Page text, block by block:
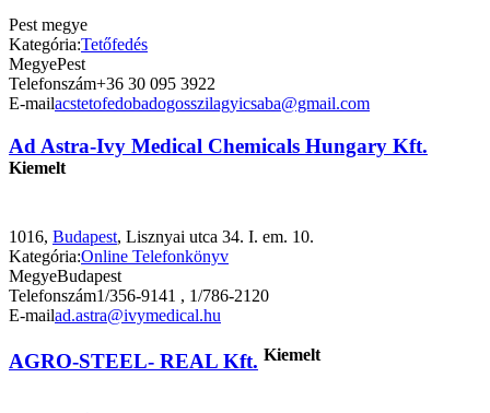
Pest megye
Kategória:Tetőfedés
MegyePest
Telefonszám+36 30 095 3922
E-mailacstetofedobadogosszilagyicsaba@gmail.com
Ad Astra-Ivy Medical Chemicals Hungary Kft.
Kiemelt
1016, Budapest, Lisznyai utca 34. I. em. 10.
Kategória:Online Telefonkönyv
MegyeBudapest
Telefonszám1/356-9141 , 1/786-2120
E-mailad.astra@ivymedical.hu
AGRO-STEEL- REAL Kft. Kiemelt